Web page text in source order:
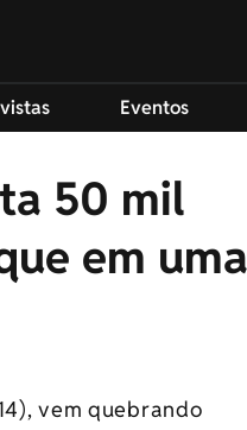
Eventos
50 mil
em uma
vem quebrando